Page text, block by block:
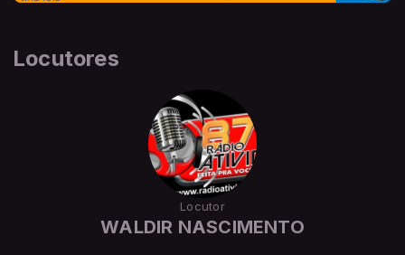
Locutores
Locutor
WALDIR NASCIMENTO